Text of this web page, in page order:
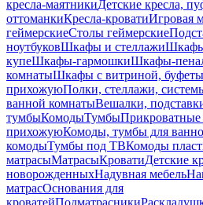
кресла-маятникиДетские кресла,
оттоманкиКресла-кроватиИгровая
геймерскиеСтолы геймерские
ноутбуковШкафы и стеллажи
купеШкафы-гармошкиШкафы-
комнатыШкафы с витриной, буфеты
прихожуюПолки, стеллажи,
ванной комнатыВешалки,
тумбыКомодыТумбы
прихожуюКомоды, тумбы для
комодыТумбы под ТВКомоды
матрасыМатрасыКроватиДетские
новорожденныхНадувная мебель
матрасОснования для
кроватейПодматрасники